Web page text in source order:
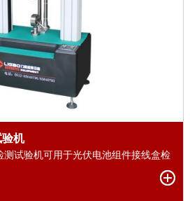
机
测试验机可用于光伏电池组件接线盒检